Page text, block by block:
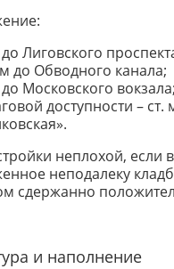
Лиговского
до Обводного канала;
Московского
доступности – ст.
неплохой, если
неподалеку
сдержанно
и наполнение